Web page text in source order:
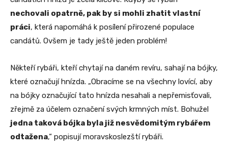
nechovali opatrně, pak by si mohli zhatit vlastní
práci, která napomáhá k posílení přirozené populace
candátů. Ovšem je tady ještě jeden problém!
Někteří rybáři, kteří chytají na daném revíru, sahají na bójky,
které označují hnízda. „Obracíme se na všechny lovící, aby
na bójky označující tato hnízda nesahali a nepřemisťovali,
zřejmě za účelem označení svých krmných míst. Bohužel
jedna taková bójka byla již nesvědomitým rybářem
odtažena,“ popisují moravskoslezští rybáři.